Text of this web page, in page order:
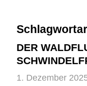
DER
1. Dezember